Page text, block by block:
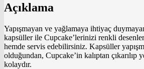
Açıklama
Yapışmayan ve yağlamaya ihtiyaç
kapsüller ile Cupcake’lerinizi renkli
hemde servis edebilirsiniz. Kapsüller
olduğundan, Cupcake’in kalıptan çıkarılıp
kolaydır.